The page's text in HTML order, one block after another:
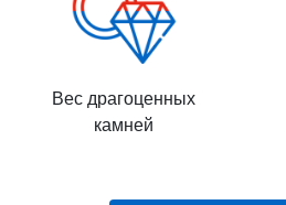
Вес драгоценных
камней